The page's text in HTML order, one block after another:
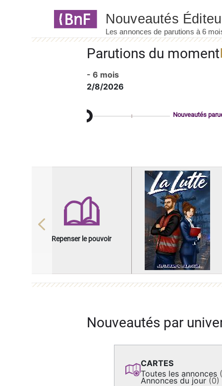
Parutions du moment
- 6 mois
2/8/2026
Nouveautés
Repenser le pouvoir
Previous
Nouveautés par
CARTES
Toutes les annonces
Annonces du jour (0)